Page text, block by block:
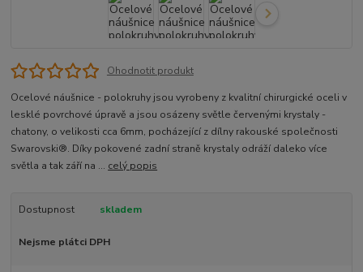
Ohodnotit produkt
Ocelové náušnice - polokruhy jsou vyrobeny z kvalitní chirurgické oceli v
lesklé povrchové úpravě a jsou osázeny světle červenými krystaly -
chatony, o velikosti cca 6mm, pocházející z dílny rakouské společnosti
Swarovski®. Díky pokovené zadní straně krystaly odráží daleko více
světla a tak září na ... celý popis
Dostupnost skladem
Nejsme plátci DPH